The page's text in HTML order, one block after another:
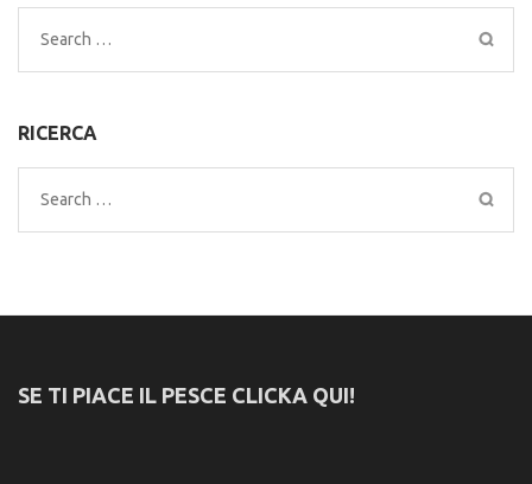
Search
for:
RICERCA
Search
for:
SE TI PIACE IL PESCE CLICKA QUI!